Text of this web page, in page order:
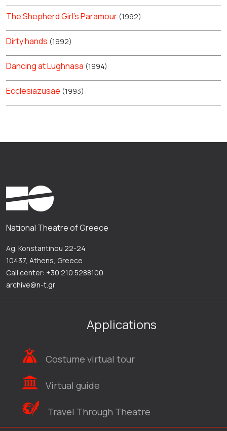
The Shepherd Girl's Paramour (1992)
Dirty hands (1992)
Dancing at Lughnasa (1994)
Ecclesiazusae (1993)
National Theatre of Greece
Ag. Konstantinou 22-24
10437, Athens, Greece
Call center: +30 210 5288100
archive@n-t.gr
Applications
Costume virtual tour
Virtual guide
Travel Through Theatre